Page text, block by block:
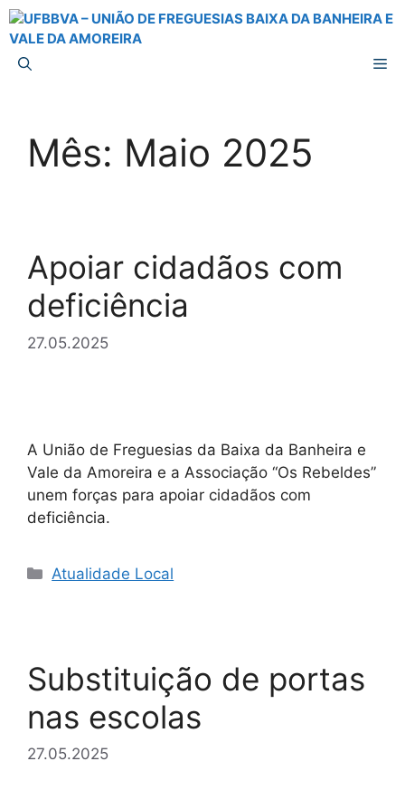
Saltar
para
Mês: Maio 2025
Apoiar cidadãos com
deficiência
27.05.2025
A União de Freguesias da Baixa da Banheira e
Vale da Amoreira e a Associação “Os Rebeldes”
unem forças para apoiar cidadãos com
deficiência.
Categorias
Atualidade Local
Substituição de portas
nas escolas
27.05.2025